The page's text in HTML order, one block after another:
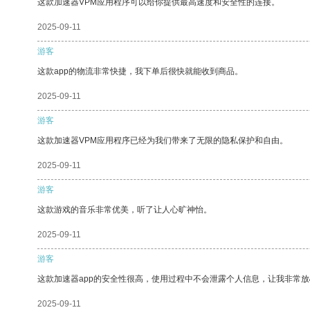
这款加速器VPM应用程序可以给你提供最高速度和安全性的连接。
2025-09-11
游客
这款app的物流非常快捷，我下单后很快就能收到商品。
2025-09-11
游客
这款加速器VPM应用程序已经为我们带来了无限的隐私保护和自由。
2025-09-11
游客
这款游戏的音乐非常优美，听了让人心旷神怡。
2025-09-11
游客
这款加速器app的安全性很高，使用过程中不会泄露个人信息，让我非常
2025-09-11